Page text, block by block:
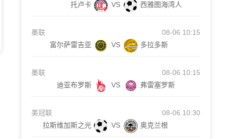
托卢卡
VS 西雅图海湾人
墨联
08-06 10:15
富尔萨雷吉亚
VS 多拉多斯
墨联
08-06 10:15
迪亚布罗斯
VS 弗雷塞罗斯
美冠联
08-06 10:30
拉斯维加斯之光
VS 奥克兰根